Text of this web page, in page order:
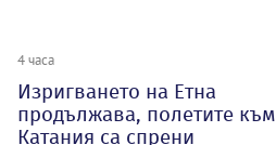
4 часа
Изригването на Етна
продължава, полетите към
Катания са спрени